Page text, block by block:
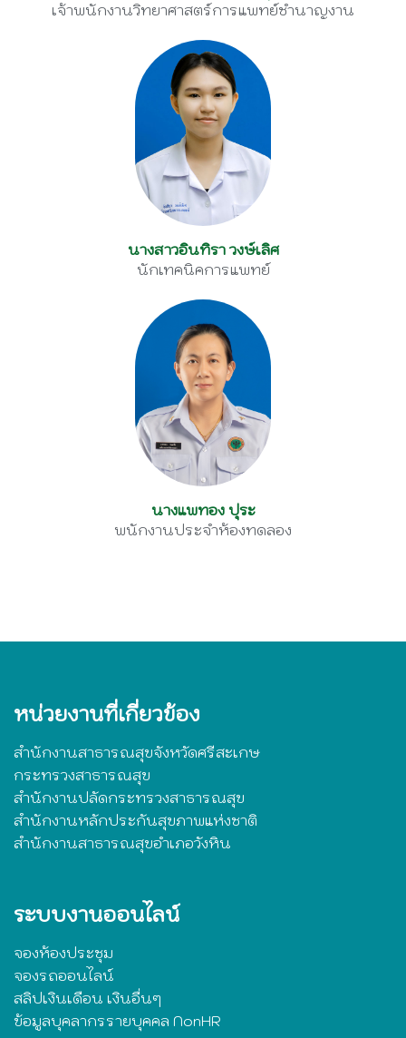
เจ้าพนักงานวิทยาศาสตร์การแพทย์ชำนาญงาน
นางสาวอินทิรา วงษ์เลิศ
นักเทคนิคการแพทย์
นางแพทอง ปุระ
พนักงานประจำห้องทดลอง
หน่วยงานที่เกี่ยวข้อง
สำนักงานสาธารณสุขจังหวัดศรีสะเกษ
กระทรวงสาธารณสุข
สำนักงานปลัดกระทรวงสาธารณสุข
สำนักงานหลักประกันสุขภาพแห่งชาติ
สำนักงานสาธารณสุขอำเภอวังหิน
ระบบงานออนไลน์
จองห้องประชุม
จองรถออนไลน์
สลิปเงินเดือน เงินอื่นๆ
ข้อมูลบุคลากรรายบุคคล NonHR